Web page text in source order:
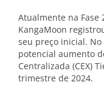
Atualmente na Fase
KangaMoon
seu preço inicial.
potencial aumento
Centralizada (CEX)
trimestre de 2024.